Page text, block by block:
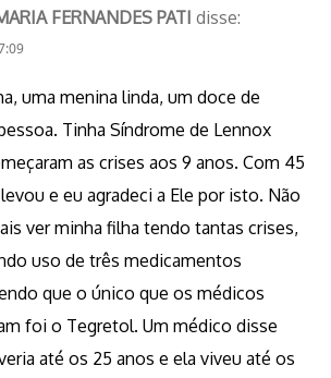
FERNANDES PATI disse:
uma menina linda, um doce de
Tinha Síndrome de Lennox
as crises aos 9 anos. Com 45
e eu agradeci a Ele por isto. Não
ver minha filha tendo tantas crises,
uso de três medicamentos
que o único que os médicos
foi o Tegretol. Um médico disse
até os 25 anos e ela viveu até os